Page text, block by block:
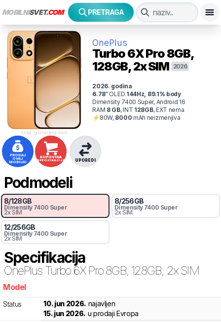
MOBILNISVET.COM PRETRAGA
slika: gsmarena.com
OnePlus
Turbo 6X Pro8GB,
128GB, 2x SIM
2026
2026. godina
6.78" OLED 144Hz 89.1% body
Dimensity 7400 Super, Android 16
RAM 8GB,INT 128GB,EXT nema
⚡ 80W, 8000 mAh neizmenjiva
PRODAJ
OVAJ
MOBILNI
KUPOVINA
SPECIFIKACIJA UPOREDI
Podmodeli
8/128GB
Dimensity 7400 Super
2x SIM
8/256GB
Dimensity 7400 Super
2x SIM
12/256GB
Dimensity 7400 Super
2x SIM
Specifikacija
OnePlus Turbo 6X Pro 8GB, 128GB, 2x SIM
Model
Status 10. jun 2026. najavljen
15. jun 2026. u prodaji Evropa